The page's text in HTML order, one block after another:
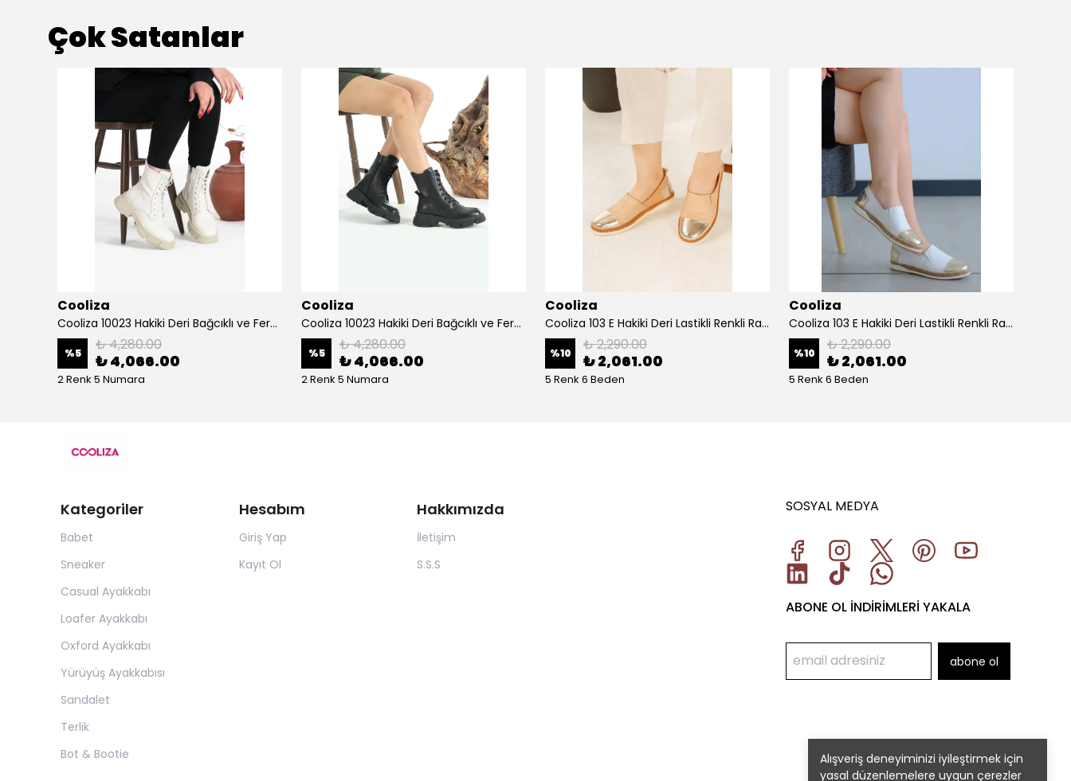
Alışveriş deneyiminizi iyileştirmek için
yasal düzenlemelere uygun çerezler
Çok Satanlar
Cooliza
Cooliza 10023 Hakiki Deri Bağcıklı ve Fermuarlı Rahat Kadın Bot Ayakkabı - Ekru
%5 ₺ 4,280.00
₺ 4,066.00
2 Renk 5 Numara
Cooliza
Cooliza 10023 Hakiki Deri Bağcıklı ve Fermuarlı Rahat Kadın Bot Ayakkabı - Siyah
%5 ₺ 4,280.00
₺ 4,066.00
2 Renk 5 Numara
Cooliza
Cooliza 103 E Hakiki Deri Lastikli Renkli Rahat Kadın Günlük Casual Babet Ayakkabı - Bej-Altın
%10 ₺ 2,290.00
₺ 2,061.00
5 Renk 6 Beden
Cooliza
Cooliza 103 E Hakiki Deri Lastikli Renkli Rahat Kadın Günlük Casual Babet Ayakkabı - Beyaz Altın
%10 ₺ 2,290.00
₺ 2,061.00
5 Renk 6 Beden
Kategoriler
Babet
Sneaker
Casual Ayakkabı
Loafer Ayakkabı
Oxford Ayakkabı
Yürüyüş Ayakkabısı
Sandalet
Terlik
Bot & Bootie
Hesabım
Giriş Yap
Kayıt Ol
Hakkımızda
İletişim
S.S.S
SOSYAL MEDYA
ABONE OL İNDİRİMLERİ YAKALA
abone ol